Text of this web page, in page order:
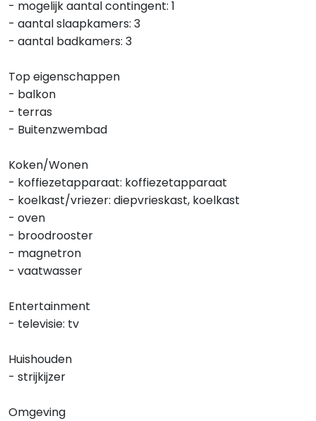
- mogelijk aantal contingent: 1
- aantal slaapkamers: 3
- aantal badkamers: 3
Top eigenschappen
- balkon
- terras
- Buitenzwembad
Koken/Wonen
- koffiezetapparaat: koffiezetapparaat
- koelkast/vriezer: diepvrieskast, koelkast
- oven
- broodrooster
- magnetron
- vaatwasser
Entertainment
- televisie: tv
Huishouden
- strijkijzer
Omgeving